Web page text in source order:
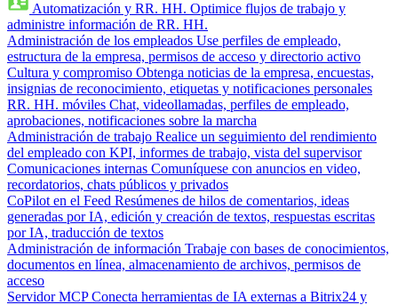
Automatización y RR. HH. Optimice flujos de trabajo y
administre información de RR. HH.
Administración de los empleados Use perfiles de empleado,
estructura de la empresa, permisos de acceso y directorio activo
Cultura y compromiso Obtenga noticias de la empresa, encuestas,
insignias de reconocimiento, etiquetas y notificaciones personales
RR. HH. móviles Chat, videollamadas, perfiles de empleado,
aprobaciones, notificaciones sobre la marcha
Administración de trabajo Realice un seguimiento del rendimiento
del empleado con KPI, informes de trabajo, vista del supervisor
Comunicaciones internas Comuníquese con anuncios en video,
recordatorios, chats públicos y privados
CoPilot en el Feed Resúmenes de hilos de comentarios, ideas
generadas por IA, edición y creación de textos, respuestas escritas
por IA, traducción de textos
Administración de información Trabaje con bases de conocimientos,
documentos en línea, almacenamiento de archivos, permisos de
acceso
Servidor MCP Conecta herramientas de IA externas a Bitrix24 y